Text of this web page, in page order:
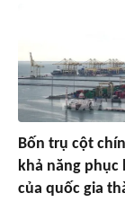
Bốn trụ cột
khả năng phục
của quốc gia